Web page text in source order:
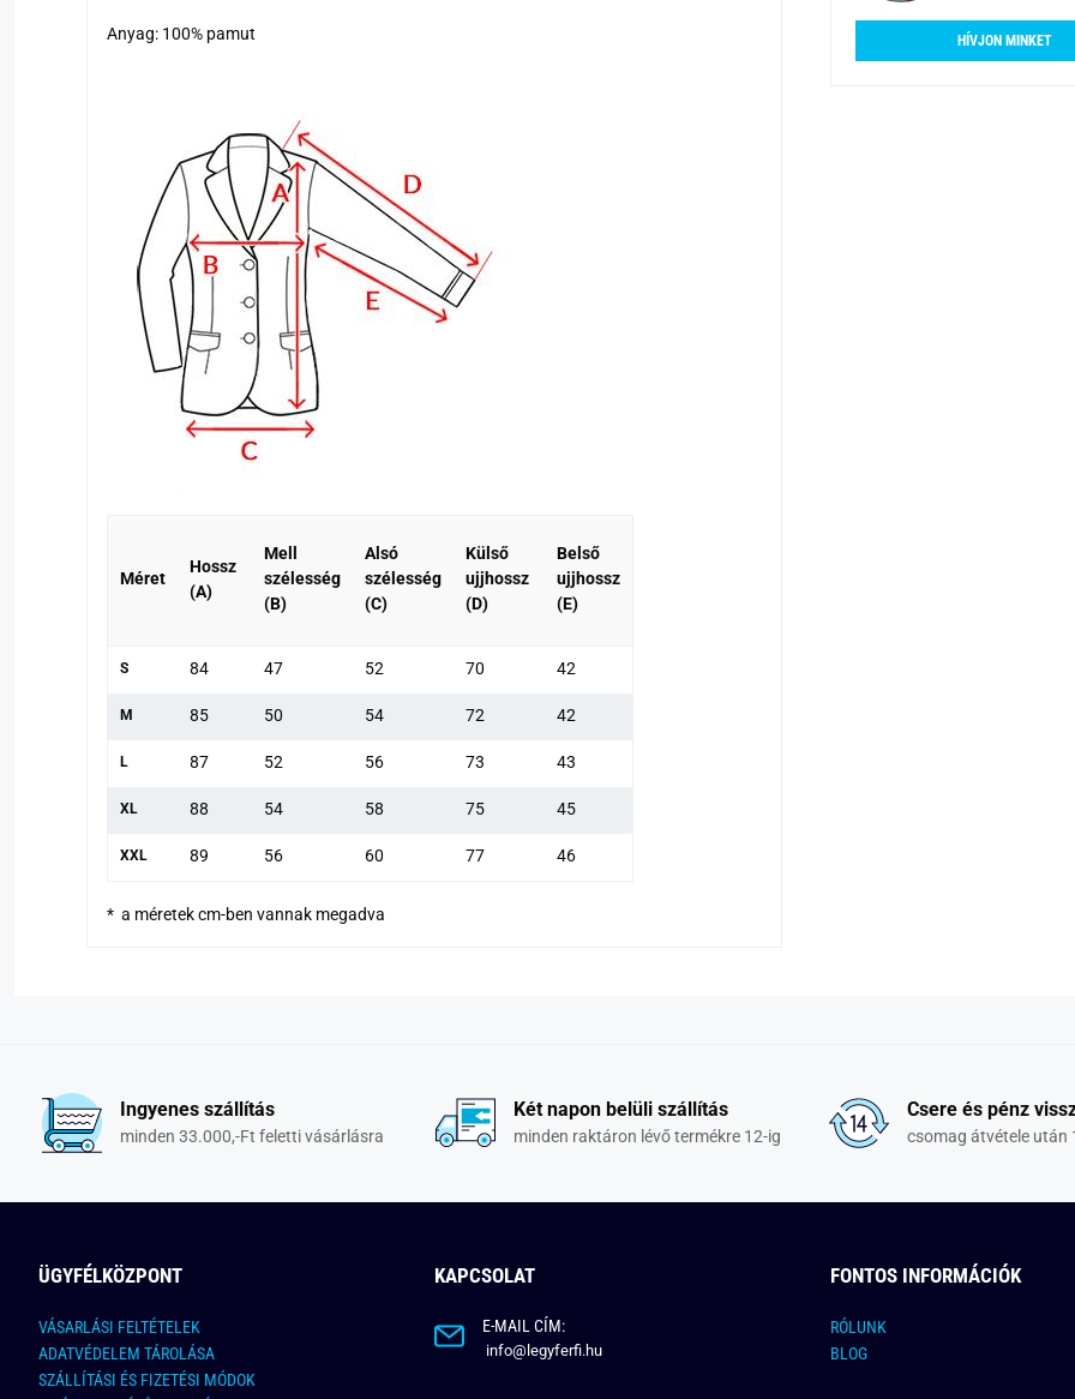
Anyag: 100% pamut
Méret
Hossz
(A)
Mell
szélesség
(B)
Alsó
szélesség
(C)
Külső
ujjhossz
(D)
Belső
ujjhossz
(E)
S 84 47 52 70 42
M 85 50 54 72 42
L 87 52 56 73 43
XL 88 54 58 75 45
XXL 89 56 60 77 46
* a méretek cm-ben vannak megadva
HÍVJON MINKET
Ingyenes szállítás
minden 33.000,-Ft feletti vásárlásra
Két napon belüli szállítás
minden raktáron lévő termékre 12-ig
Csere és pénz
csomag átvétele után
ÜGYFÉLKÖZPONT
VÁSARLÁSI FELTÉTELEK
ADATVÉDELEM TÁROLÁSA
SZÁLLÍTÁSI ÉS FIZETÉSI MÓDOK
KAPCSOLAT
E-MAIL CÍM:
info@legyferfi.hu
FONTOS INFORMÁCIÓK
RÓLUNK
BLOG